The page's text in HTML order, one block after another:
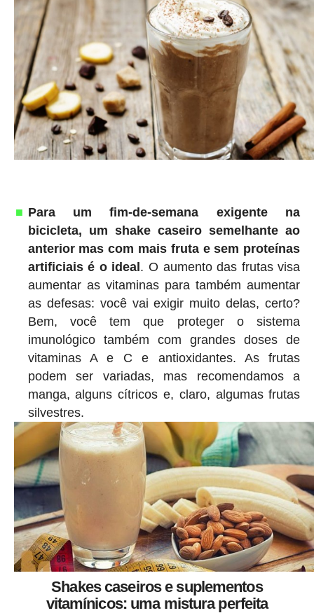
Para um fim-de-semana exigente na
bicicleta, um shake caseiro semelhante ao
anterior mas com mais fruta e sem proteínas
artificiais é o ideal . O aumento das frutas visa
aumentar as vitaminas para também aumentar
as defesas: você vai exigir muito delas, certo?
Bem, você tem que proteger o sistema
imunológico também com grandes doses de
vitaminas A e C e antioxidantes. As frutas
podem ser variadas, mas recomendamos a
manga, alguns cítricos e, claro, algumas frutas
silvestres.
Shakes caseiros e suplementos
vitamínicos: uma mistura perfeita